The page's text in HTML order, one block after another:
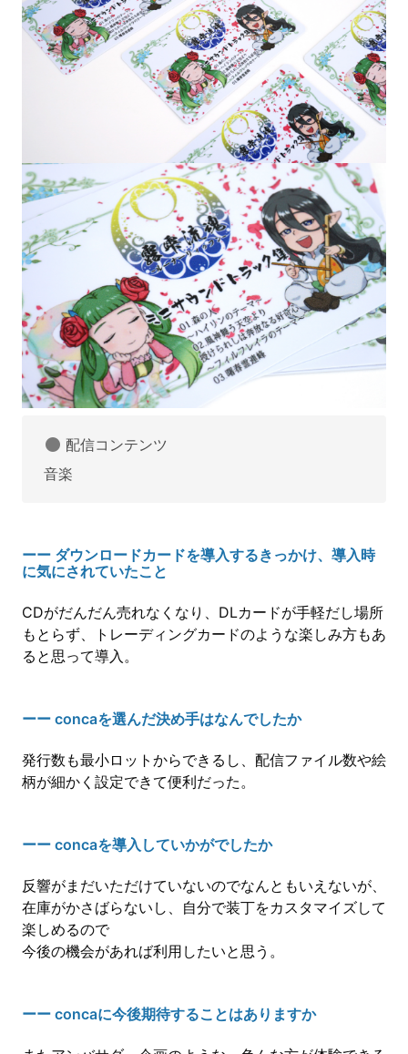
配信コンテンツ
音楽
ーー ダウンロードカードを導入するきっかけ、導入時
に気にされていたこと
CDがだんだん売れなくなり、DLカードが手軽だし場所
もとらず、トレーディングカードのような楽しみ方もあ
ると思って導入。
ーー concaを選んだ決め手はなんでしたか
発行数も最小ロットからできるし、配信ファイル数や絵
柄が細かく設定できて便利だった。
ーー concaを導入していかがでしたか
反響がまだいただけていないのでなんともいえないが、
在庫がかさばらないし、自分で装丁をカスタマイズして
楽しめるので
今後の機会があれば利用したいと思う。
ーー concaに今後期待することはありますか